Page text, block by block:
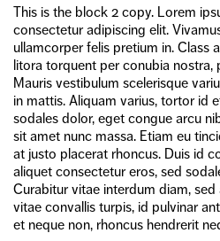
This is the block 2 copy. Lorem
consectetur adipiscing elit.
ullamcorper felis pretium in. Class
litora torquent per conubia nostra,
Mauris vestibulum scelerisque
in mattis. Aliquam varius, tortor id
sodales dolor, eget congue arcu
sit amet nunc massa. Etiam eu
at justo placerat rhoncus. Duis id
aliquet consectetur eros, sed
Curabitur vitae interdum diam,
vitae convallis turpis, id pulvinar
et neque non, rhoncus hendrerit